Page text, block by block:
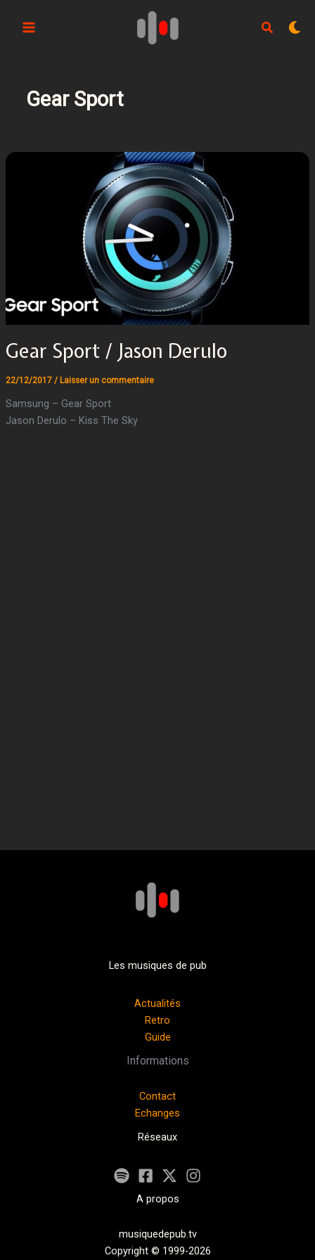
Gear Sport
Gear Sport / Jason Derulo
22/12/2017 / Laisser un commentaire
Samsung – Gear Sport
Jason Derulo – Kiss The Sky
Les musiques de pub
Actualités
Retro
Guide
Informations
Contact
Echanges
Réseaux
A propos
musiquedepub.tv
Copyright © 1999-2026